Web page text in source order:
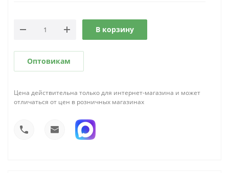
В корзину
Оптовикам
Цена действительна только для интернет-магазина и может
отличаться от цен в розничных магазинах